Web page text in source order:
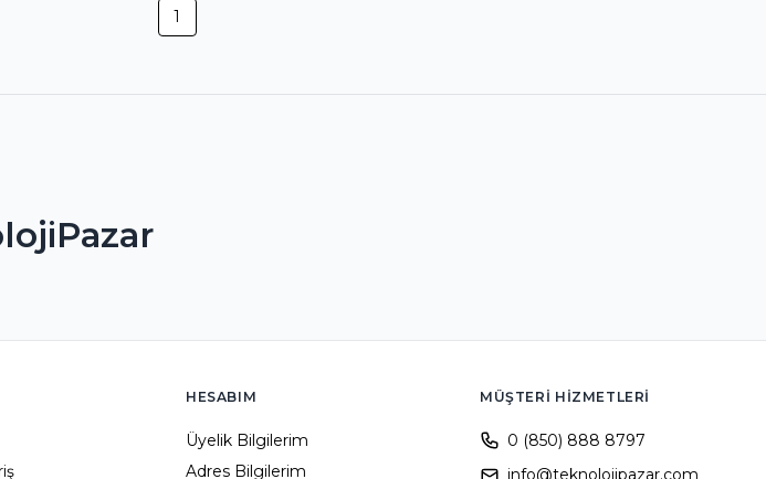
1
HESABIM
Üyelik Bilgilerim
Adres Bilgilerim
MÜŞTERI HIZMETLERI
0 (850) 888 8797
info@teknolojipazar.com